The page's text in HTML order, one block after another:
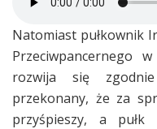
Natomiast pułkownik
Przeciwpancernego
rozwija się
przekonany, że za
przyśpieszy, a pułk